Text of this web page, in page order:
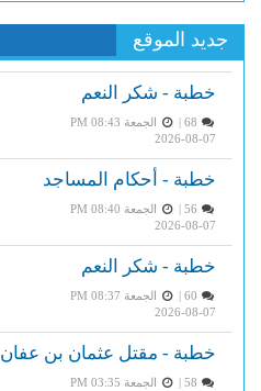
جديد الموقع
خطبة - شكر النعم
الجمعة PM 08:43
2026-08-07
خطبة - أحكام المساجد
الجمعة PM 08:40
2026-08-07
خطبة - شكر النعم
الجمعة PM 08:37
2026-08-07
خطبة - مقتل عثمان بن عفان
الجمعة PM 03:35